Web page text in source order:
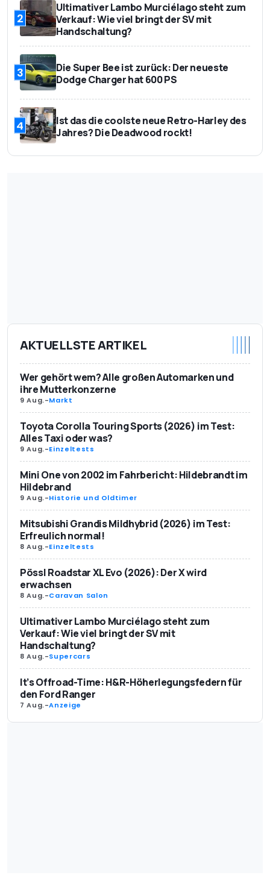
2
Ultimativer Lambo Murciélago steht zum
Verkauf: Wie viel bringt der SV mit
Handschaltung?
3
Die Super Bee ist zurück: Der neueste
Dodge Charger hat 600 PS
4
Ist das die coolste neue Retro-Harley des
Jahres? Die Deadwood rockt!
AKTUELLSTE ARTIKEL
Wer gehört wem? Alle großen Automarken und
ihre Mutterkonzerne
9 Aug.-Markt
Toyota Corolla Touring Sports (2026) im Test:
Alles Taxi oder was?
9 Aug.-Einzeltests
Mini One von 2002 im Fahrbericht: Hildebrandt im
Hildebrand
9 Aug.-Historie und Oldtimer
Mitsubishi Grandis Mildhybrid (2026) im Test:
Erfreulich normal!
8 Aug.-Einzeltests
Pössl Roadstar XL Evo (2026): Der X wird
erwachsen
8 Aug.-Caravan Salon
Ultimativer Lambo Murciélago steht zum
Verkauf: Wie viel bringt der SV mit
Handschaltung?
8 Aug.-Supercars
It’s Offroad-Time: H&R-Höherlegungsfedern für
den Ford Ranger
7 Aug.-Anzeige